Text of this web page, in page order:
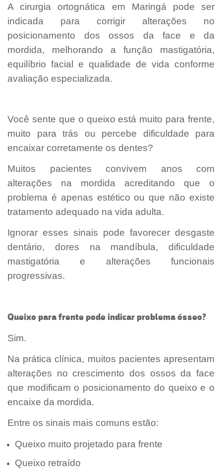
A cirurgia ortognática em Maringá pode ser
indicada para corrigir alterações no
posicionamento dos ossos da face e da
mordida, melhorando a função mastigatória,
equilíbrio facial e qualidade de vida conforme
avaliação especializada.
Você sente que o queixo está muito para frente,
muito para trás ou percebe dificuldade para
encaixar corretamente os dentes?
Muitos pacientes convivem anos com
alterações na mordida acreditando que o
problema é apenas estético ou que não existe
tratamento adequado na vida adulta.
Ignorar esses sinais pode favorecer desgaste
dentário, dores na mandíbula, dificuldade
mastigatória e alterações funcionais
progressivas.
Queixo para frente pode indicar problema ósseo?
Sim.
Na prática clínica, muitos pacientes apresentam
alterações no crescimento dos ossos da face
que modificam o posicionamento do queixo e o
encaixe da mordida.
Entre os sinais mais comuns estão:
Queixo muito projetado para frente
Queixo retraído